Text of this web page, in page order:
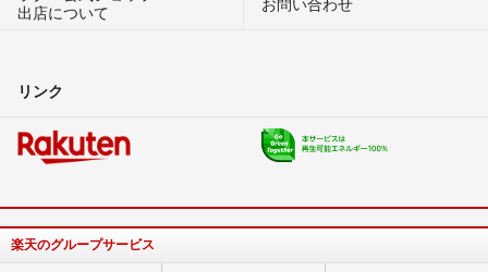
出店について
リンク
楽天のグループサービス